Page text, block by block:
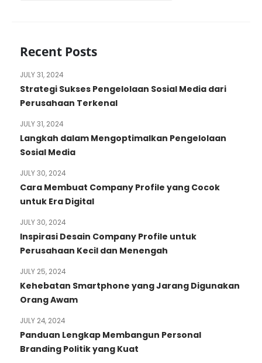
Recent Posts
Strategi Sukses Pengelolaan Sosial Media dari
Perusahaan Terkenal
JULY 31, 2024
Langkah dalam Mengoptimalkan Pengelolaan
Sosial Media
JULY 31, 2024
Cara Membuat Company Profile yang Cocok
untuk Era Digital
JULY 30, 2024
Inspirasi Desain Company Profile untuk
Perusahaan Kecil dan Menengah
JULY 30, 2024
Kehebatan Smartphone yang Jarang Digunakan
Orang Awam
JULY 25, 2024
Panduan Lengkap Membangun Personal
Branding Politik yang Kuat
JULY 24, 2024